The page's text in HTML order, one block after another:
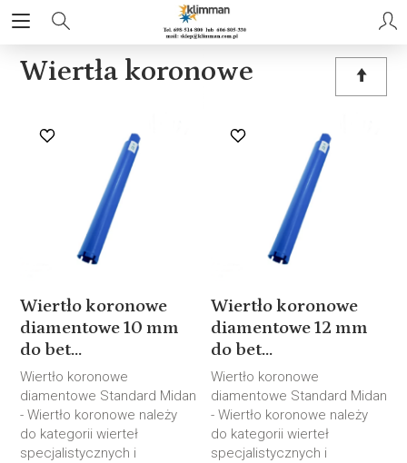
Wiertła koronowe
Wiertło koronowe
diamentowe 10 mm
do bet...
Wiertło koronowe
diamentowe Standard Midan
- Wiertło koronowe należy
do kategorii wierteł
specjalistycznych i
Wiertło koronowe
diamentowe 12 mm
do bet...
Wiertło koronowe
diamentowe Standard Midan
- Wiertło koronowe należy
do kategorii wierteł
specjalistycznych i